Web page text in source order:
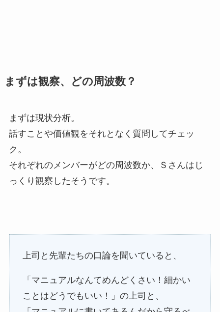
まずは観察、どの周波数？
まずは現状分析。
話すことや価値観をそれとなく質問してチェッ
ク。
それぞれのメンバーがどの周波数か、Ｓさんはじ
っくり観察したそうです。
上司と先輩たちの口論を聞いていると、
「マニュアルなんてめんどくさい！細かい
ことはどうでもいい！」の上司と、